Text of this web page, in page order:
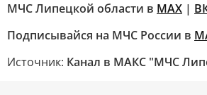
МЧС Липецкой области в МАХ |
Подписывайся на МЧС России в
Источник: Канал в МАКС "МЧС